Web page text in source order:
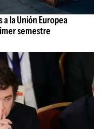
la Unión Europea
semestre